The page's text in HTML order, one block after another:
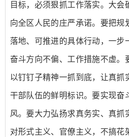
目标，必须狠抓工作落实。大会
向全区人民的庄严承诺。要把规
落地、可推进的具体行动，一步
奋斗方向不偏、工作措施不虚。
以钉钉子精神一抓到底，让真抓
干部队伍的鲜明标识。要实现奋
风。要大力弘扬求真务实、真抓
对形式主义、官僚主义，不搞花